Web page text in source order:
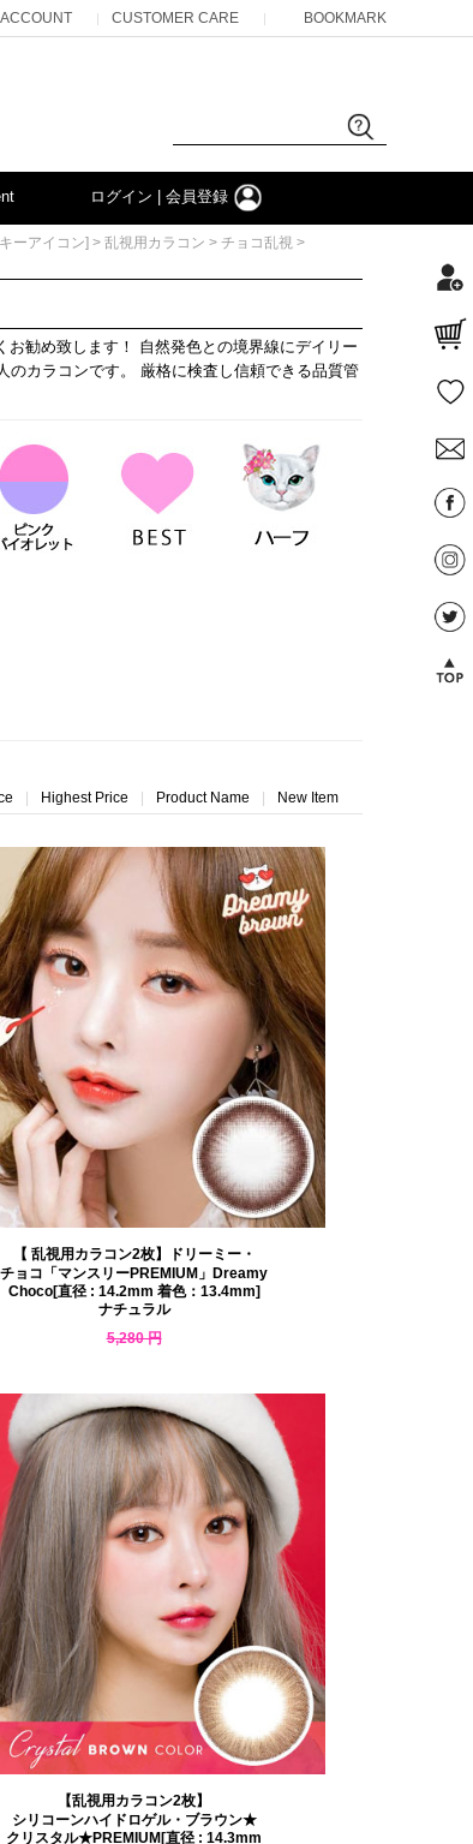
ACCOUNT | CUSTOMER CARE | BOOKMARK
ログイン | 会員登録
ーアイコン] > 乱視用カラコン > チョコ乱視 >
勧め致します！ 自然発色との境界線にデイリー
のカラコンです。 厳格に検査し信頼できる品質管
Highest Price Product Name New Item
【 乱視用カラコン2枚】ドリーミー・
チョコ「マンスリーPREMIUM」Dreamy
Choco[直径 : 14.2mm 着色：13.4mm]
ナチュラル
5,280 円
【乱視用カラコン2枚】
シリコーンハイドロゲル・ブラウン★
クリスタル★PREMIUM[直径 : 14.3mm